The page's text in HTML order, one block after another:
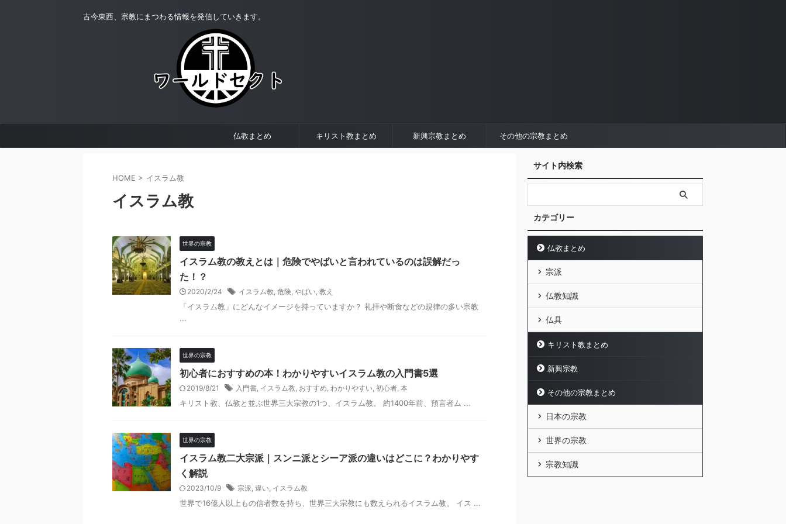
古今東西、宗教にまつわる情報を発信していきます。
仏教まとめ キリスト教まとめ 新興宗教まとめ その他の宗教まとめ
HOME > イスラム教
イスラム教
世界の宗教
イスラム教の教えとは｜危険でやばいと言われているのは誤解だっ
た！？
2020/2/24 イスラム教, 危険, やばい, 教え
「イスラム教」にどんなイメージを持っていますか？ 礼拝や断食などの規律の多い宗教
...
世界の宗教
初心者におすすめの本！わかりやすいイスラム教の入門書5選
2019/8/21 入門書, イスラム教, おすすめ, わかりやすい, 初心者, 本
キリスト教、仏教と並ぶ世界三大宗教の1つ、イスラム教。 約1400年前、預言者ム ...
世界の宗教
イスラム教二大宗派｜スンニ派とシーア派の違いはどこに？わかりやす
く解説
2023/10/9 宗派, 違い, イスラム教
世界で16億人以上もの信者数を持ち、世界三大宗教にも数えられるイスラム教。 イス ...
サイト内検索
カテゴリー
仏教まとめ
宗派
仏教知識
仏具
キリスト教まとめ
新興宗教
その他の宗教まとめ
日本の宗教
世界の宗教
宗教知識